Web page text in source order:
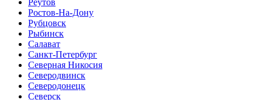
Реутов
Ростов-На-Дону
Рубцовск
Рыбинск
Салават
Санкт-Петербург
Северная Никосия
Северодвинск
Северодонецк
Северск